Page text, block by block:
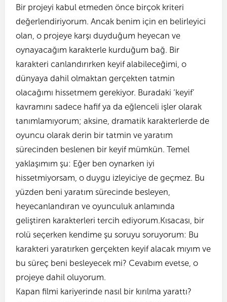
Bir projeyi kabul etmeden önce birçok kriteri
değerlendiriyorum. Ancak benim için en belirleyici
olan, o projeye karşı duyduğum heyecan ve
oynayacağım karakterle kurduğum bağ. Bir
karakteri canlandırırken keyif alabileceğimi, o
dünyaya dahil olmaktan gerçekten tatmin
olacağımı hissetmem gerekiyor. Buradaki ‘keyif’
kavramını sadece hafif ya da eğlenceli işler olarak
tanımlamıyorum; aksine, dramatik karakterlerde de
oyuncu olarak derin bir tatmin ve yaratım
sürecinden beslenen bir keyif mümkün. Temel
yaklaşımım şu: Eğer ben oynarken iyi
hissetmiyorsam, o duygu izleyiciye de geçmez. Bu
yüzden beni yaratım sürecinde besleyen,
heyecanlandıran ve oyunculuk anlamında
geliştiren karakterleri tercih ediyorum.Kısacası, bir
rolü seçerken kendime şu soruyu soruyorum: Bu
karakteri yaratırken gerçekten keyif alacak mıyım ve
bu süreç beni besleyecek mi? Cevabım evetse, o
projeye dahil oluyorum.
Kapan filmi kariyerinde nasıl bir kırılma yarattı?